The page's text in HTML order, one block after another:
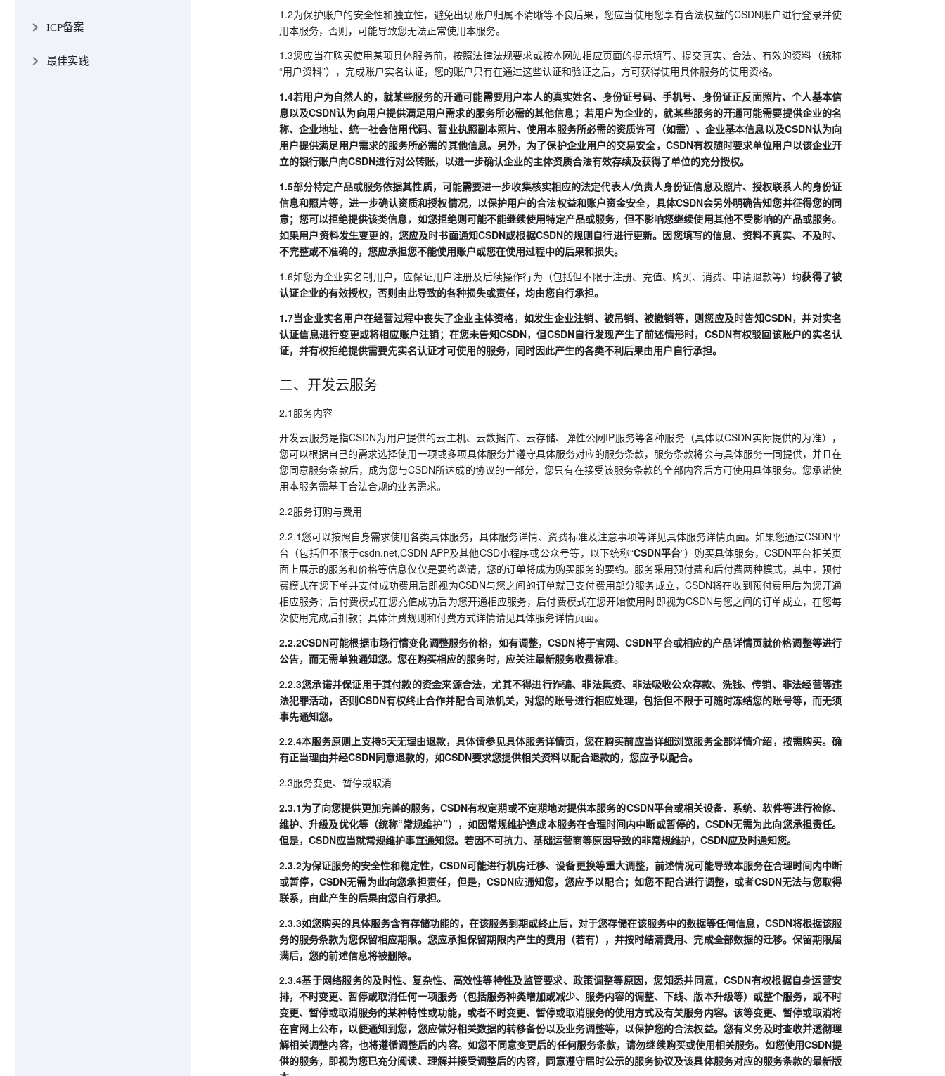
ICP备案
最佳实践
1.2为保护账户的安全性和独立性，避免出现账户归属不清晰等不良后果，您应当使用您享有合法权益的CSDN账户进行登录并使
用本服务，否则，可能导致您无法正常使用本服务。
1.3您应当在购买使用某项具体服务前，按照法律法规要求或按本网站相应页面的提示填写、提交真实、合法、有效的资料（统称
“用户资料”），完成账户实名认证，您的账户只有在通过这些认证和验证之后，方可获得使用具体服务的使用资格。
1.4若用户为自然人的，就某些服务的开通可能需要用户本人的真实姓名、身份证号码、手机号、身份证正反面照片、个人基本信
息以及CSDN认为向用户提供满足用户需求的服务所必需的其他信息；若用户为企业的，就某些服务的开通可能需要提供企业的名
称、企业地址、统一社会信用代码、营业执照副本照片、使用本服务所必需的资质许可（如需）、企业基本信息以及CSDN认为向
用户提供满足用户需求的服务所必需的其他信息。另外，为了保护企业用户的交易安全，CSDN有权随时要求单位用户以该企业开
立的银行账户向CSDN进行对公转账，以进一步确认企业的主体资质合法有效存续及获得了单位的充分授权。
1.5部分特定产品或服务依据其性质，可能需要进一步收集核实相应的法定代表人/负责人身份证信息及照片、授权联系人的身份证
信息和照片等，进一步确认资质和授权情况，以保护用户的合法权益和账户资金安全，具体CSDN会另外明确告知您并征得您的同
意；您可以拒绝提供该类信息，如您拒绝则可能不能继续使用特定产品或服务，但不影响您继续使用其他不受影响的产品或服务。
如果用户资料发生变更的，您应及时书面通知CSDN或根据CSDN的规则自行进行更新。因您填写的信息、资料不真实、不及时、
不完整或不准确的，您应承担您不能使用账户或您在使用过程中的后果和损失。
1.6如您为企业实名制用户，应保证用户注册及后续操作行为（包括但不限于注册、充值、购买、消费、申请退款等）均获得了被
认证企业的有效授权，否则由此导致的各种损失或责任，均由您自行承担。
1.7当企业实名用户在经营过程中丧失了企业主体资格，如发生企业注销、被吊销、被撤销等，则您应及时告知CSDN，并对实名
认证信息进行变更或将相应账户注销；在您未告知CSDN，但CSDN自行发现产生了前述情形时，CSDN有权驳回该账户的实名认
证，并有权拒绝提供需要先实名认证才可使用的服务，同时因此产生的各类不利后果由用户自行承担。
二、开发云服务
2.1服务内容
开发云服务是指CSDN为用户提供的云主机、云数据库、云存储、弹性公网IP服务等各种服务（具体以CSDN实际提供的为准），
您可以根据自己的需求选择使用一项或多项具体服务并遵守具体服务对应的服务条款，服务条款将会与具体服务一同提供，并且在
您同意服务条款后，成为您与CSDN所达成的协议的一部分，您只有在接受该服务条款的全部内容后方可使用具体服务。您承诺使
用本服务需基于合法合规的业务需求。
2.2服务订购与费用
2.2.1您可以按照自身需求使用各类具体服务，具体服务详情、资费标准及注意事项等详见具体服务详情页面。如果您通过CSDN平
台（包括但不限于csdn.net,CSDN APP及其他CSD小程序或公众号等，以下统称“CSDN平台”）购买具体服务，CSDN平台相关页
面上展示的服务和价格等信息仅仅是要约邀请，您的订单将成为购买服务的要约。服务采用预付费和后付费两种模式，其中，预付
费模式在您下单并支付成功费用后即视为CSDN与您之间的订单就已支付费用部分服务成立，CSDN将在收到预付费用后为您开通
相应服务；后付费模式在您充值成功后为您开通相应服务，后付费模式在您开始使用时即视为CSDN与您之间的订单成立，在您每
次使用完成后扣款；具体计费规则和付费方式详情请见具体服务详情页面。
2.2.2CSDN可能根据市场行情变化调整服务价格，如有调整，CSDN将于官网、CSDN平台或相应的产品详情页就价格调整等进行
公告，而无需单独通知您。您在购买相应的服务时，应关注最新服务收费标准。
2.2.3您承诺并保证用于其付款的资金来源合法，尤其不得进行诈骗、非法集资、非法吸收公众存款、洗钱、传销、非法经营等违
法犯罪活动，否则CSDN有权终止合作并配合司法机关，对您的账号进行相应处理，包括但不限于可随时冻结您的账号等，而无须
事先通知您。
2.2.4本服务原则上支持5天无理由退款，具体请参见具体服务详情页，您在购买前应当详细浏览服务全部详情介绍，按需购买。确
有正当理由并经CSDN同意退款的，如CSDN要求您提供相关资料以配合退款的，您应予以配合。
2.3服务变更、暂停或取消
2.3.1为了向您提供更加完善的服务，CSDN有权定期或不定期地对提供本服务的CSDN平台或相关设备、系统、软件等进行检修、
维护、升级及优化等（统称“常规维护”），如因常规维护造成本服务在合理时间内中断或暂停的，CSDN无需为此向您承担责任。
但是，CSDN应当就常规维护事宜通知您。若因不可抗力、基础运营商等原因导致的非常规维护，CSDN应及时通知您。
2.3.2为保证服务的安全性和稳定性，CSDN可能进行机房迁移、设备更换等重大调整，前述情况可能导致本服务在合理时间内中断
或暂停，CSDN无需为此向您承担责任，但是，CSDN应通知您，您应予以配合；如您不配合进行调整，或者CSDN无法与您取得
联系，由此产生的后果由您自行承担。
2.3.3如您购买的具体服务含有存储功能的，在该服务到期或终止后，对于您存储在该服务中的数据等任何信息，CSDN将根据该服
务的服务条款为您保留相应期限。您应承担保留期限内产生的费用（若有），并按时结清费用、完成全部数据的迁移。保留期限届
满后，您的前述信息将被删除。
2.3.4基于网络服务的及时性、复杂性、高效性等特性及监管要求、政策调整等原因，您知悉并同意，CSDN有权根据自身运营安
排，不时变更、暂停或取消任何一项服务（包括服务种类增加或减少、服务内容的调整、下线、版本升级等）或整个服务，或不时
变更、暂停或取消服务的某种特性或功能，或者不时变更、暂停或取消服务的使用方式及有关服务内容。该等变更、暂停或取消将
在官网上公布，以便通知到您，您应做好相关数据的转移备份以及业务调整等，以保护您的合法权益。您有义务及时查收并透彻理
解相关调整内容，也将遵循调整后的内容。如您不同意变更后的任何服务条款，请勿继续购买或使用相关服务。如您使用CSDN提
供的服务，即视为您已充分阅读、理解并接受调整后的内容，同意遵守届时公示的服务协议及该具体服务对应的服务条款的最新版